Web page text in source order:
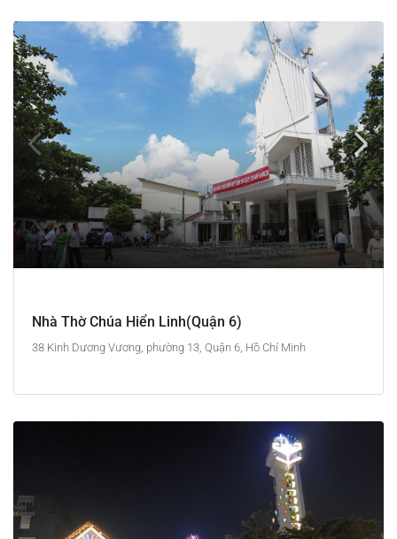
Nhà Thờ Chúa Hiển Linh(Quận 6)
38 Kinh Dương Vương, phường 13, Quận 6, Hồ Chí Minh